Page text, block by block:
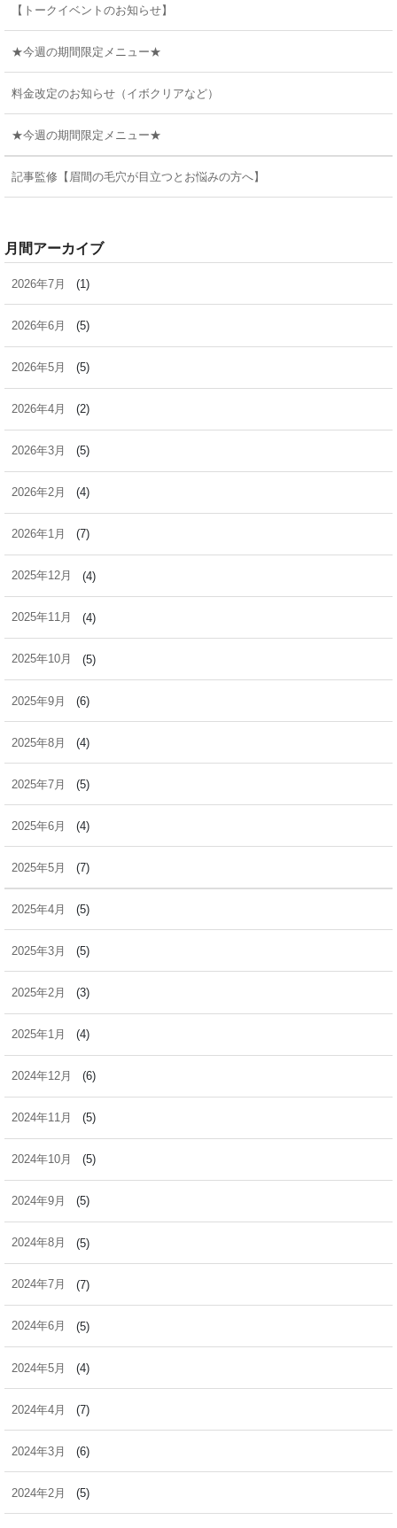
【トークイベントのお知らせ】
★今週の期間限定メニュー★
料金改定のお知らせ（イボクリアなど）
★今週の期間限定メニュー★
記事監修【眉間の毛穴が目立つとお悩みの方へ】
月間アーカイブ
2026年7月 (1)
2026年6月 (5)
2026年5月 (5)
2026年4月 (2)
2026年3月 (5)
2026年2月 (4)
2026年1月 (7)
2025年12月 (4)
2025年11月 (4)
2025年10月 (5)
2025年9月 (6)
2025年8月 (4)
2025年7月 (5)
2025年6月 (4)
2025年5月 (7)
2025年4月 (5)
2025年3月 (5)
2025年2月 (3)
2025年1月 (4)
2024年12月 (6)
2024年11月 (5)
2024年10月 (5)
2024年9月 (5)
2024年8月 (5)
2024年7月 (7)
2024年6月 (5)
2024年5月 (4)
2024年4月 (7)
2024年3月 (6)
2024年2月 (5)